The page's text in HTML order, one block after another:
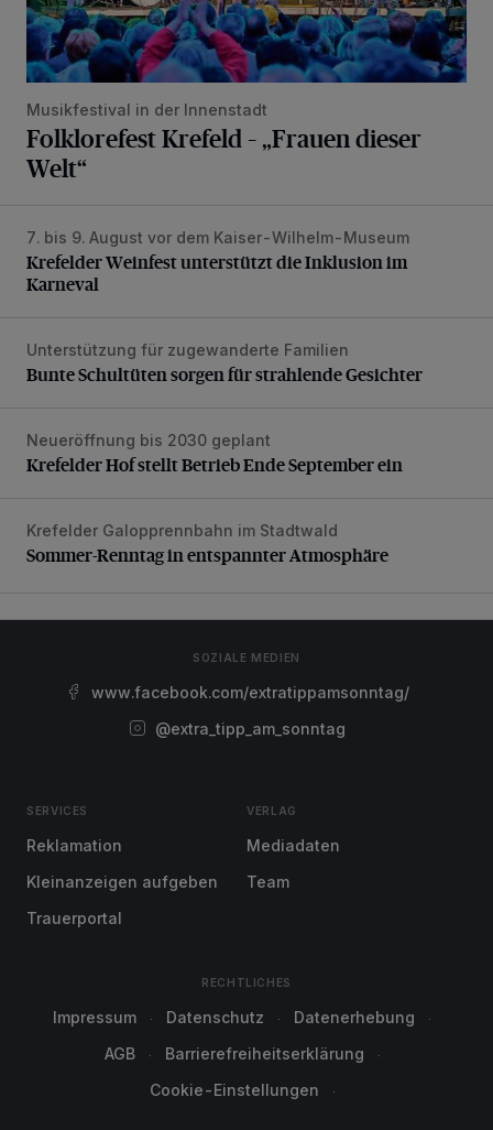
Musikfestival in der Innenstadt
Folklorefest Krefeld – „Frauen dieser
Welt“
Krefelder Weinfest unterstützt die Inklusion im Karneval
7. bis 9. August vor dem Kaiser-Wilhelm-Museum
Krefelder Weinfest unterstützt die Inklusion im
Karneval
Bunte Schultüten sorgen für strahlende Gesichter
Unterstützung für zugewanderte Familien
Bunte Schultüten sorgen für strahlende Gesichter
Krefelder Hof stellt Betrieb Ende September ein
Neueröffnung bis 2030 geplant
Krefelder Hof stellt Betrieb Ende September ein
Sommer-Renntag in entspannter Atmosphäre
Krefelder Galopprennbahn im Stadtwald
Sommer-Renntag in entspannter Atmosphäre
SOZIALE MEDIEN
www.facebook.com/extratippamsonntag/
@extra_tipp_am_sonntag
SERVICES
Reklamation
Kleinanzeigen aufgeben
Trauerportal
VERLAG
Mediadaten
Team
RECHTLICHES
Impressum Datenschutz
Datenerhebung
AGB
Barrierefreiheitserklärung
Cookie-Einstellungen